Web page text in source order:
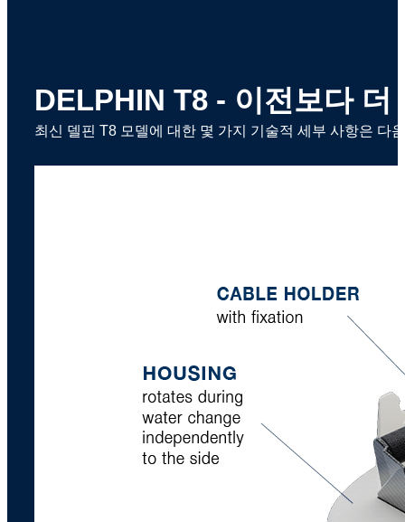
DELPHIN T8 - 이전보다
최신 델핀 T8 모델에 대한 몇 가지 기술적 세부 사항은 다